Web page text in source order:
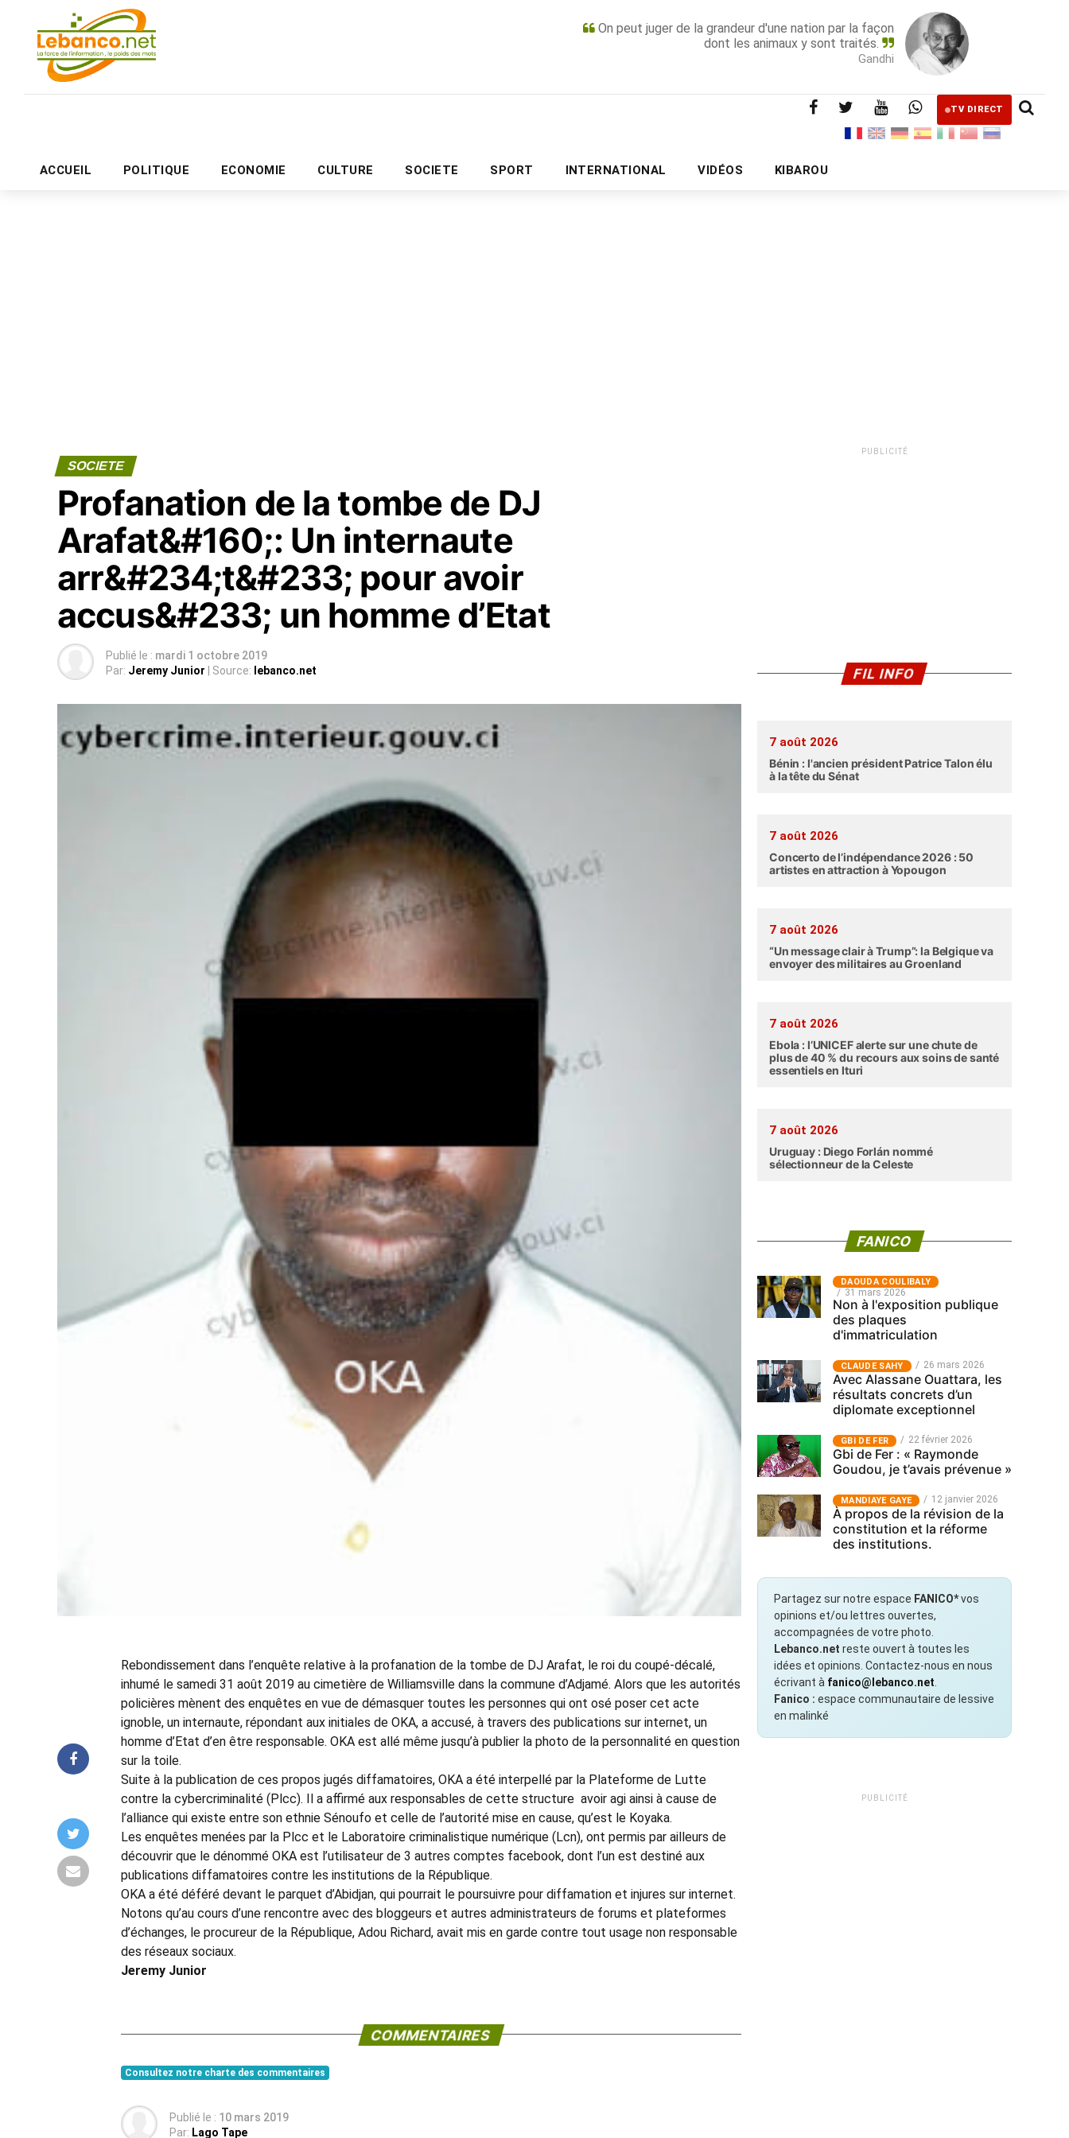
On peut juger de la grandeur d'une nation par la façon
dont les animaux y sont traités.
Gandhi
TV DIRECT
ACCUEIL POLITIQUE ECONOMIE CULTURE SOCIETE SPORT INTERNATIONAL VIDÉOS KIBAROU
PUBLICITÉ
SOCIETE
Profanation de la tombe de DJ
Arafat&#160;: Un internaute
arr&#234;t&#233; pour avoir
accus&#233; un homme d’Etat
Publié le : mardi 1 octobre 2019
Par: Jeremy Junior | Source: lebanco.net
Rebondissement dans l’enquête relative à la profanation de la tombe de DJ Arafat, le roi du coupé-décalé,
inhumé le samedi 31 août 2019 au cimetière de Williamsville dans la commune d’Adjamé. Alors que les autorités
policières mènent des enquêtes en vue de démasquer toutes les personnes qui ont osé poser cet acte
ignoble, un internaute, répondant aux initiales de OKA, a accusé, à travers des publications sur internet, un
homme d’Etat d’en être responsable. OKA est allé même jusqu’à publier la photo de la personnalité en question
sur la toile.
Suite à la publication de ces propos jugés diffamatoires, OKA a été interpellé par la Plateforme de Lutte
contre la cybercriminalité (Plcc). Il a affirmé aux responsables de cette structure avoir agi ainsi à cause de
l’alliance qui existe entre son ethnie Sénoufo et celle de l’autorité mise en cause, qu’est le Koyaka.
Les enquêtes menées par la Plcc et le Laboratoire criminalistique numérique (Lcn), ont permis par ailleurs de
découvrir que le dénommé OKA est l’utilisateur de 3 autres comptes facebook, dont l’un est destiné aux
publications diffamatoires contre les institutions de la République.
OKA a été déféré devant le parquet d’Abidjan, qui pourrait le poursuivre pour diffamation et injures sur internet.
Notons qu’au cours d’une rencontre avec des bloggeurs et autres administrateurs de forums et plateformes
d’échanges, le procureur de la République, Adou Richard, avait mis en garde contre tout usage non responsable
des réseaux sociaux.
Jeremy Junior
COMMENTAIRES
Consultez notre charte des commentaires
Publié le : 10 mars 2019
Par: Lago Tape
PUBLICITÉ
FIL INFO
7 août 2026
Bénin : l'ancien président Patrice Talon élu
à la tête du Sénat
7 août 2026
Concerto de l’indépendance 2026 : 50
artistes en attraction à Yopougon
7 août 2026
“Un message clair à Trump”: la Belgique va
envoyer des militaires au Groenland
7 août 2026
Ebola : l’UNICEF alerte sur une chute de
plus de 40 % du recours aux soins de santé
essentiels en Ituri
7 août 2026
Uruguay : Diego Forlán nommé
sélectionneur de la Celeste
FANICO
‎DAOUDA COULIBALY
31 mars 2026
Non à l'exposition publique
des plaques
d'immatriculation
CLAUDE SAHY 26 mars 2026
Avec Alassane Ouattara, les
résultats concrets d’un
diplomate exceptionnel
GBI DE FER 22 février 2026
Gbi de Fer : « Raymonde
Goudou, je t’avais prévenue »
MANDIAYE GAYE 12 janvier 2026
À propos de la révision de la
constitution et la réforme
des institutions.
Partagez sur notre espace FANICO*vos
opinions et/ou lettres ouvertes,
accompagnées de votre photo.
Lebanco.net reste ouvert à toutes les
idées et opinions. Contactez-nous en nous
écrivant à fanico@lebanco.net
Fanico : espace communautaire de lessive
en malinké
PUBLICITÉ